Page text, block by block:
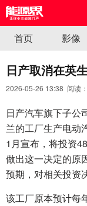
首页 影像
日产取消在英
2026-05-26 13:38 阅读：
日产汽车旗下子公
兰的工厂生产电动
1月宣布，将投资
做出这一决定的原
预期，对相关投资
该工厂原本预计每